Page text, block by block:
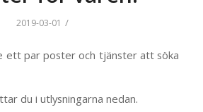
2019-03-01 /
ett par poster och tjänster att söka
du i utlysningarna nedan.